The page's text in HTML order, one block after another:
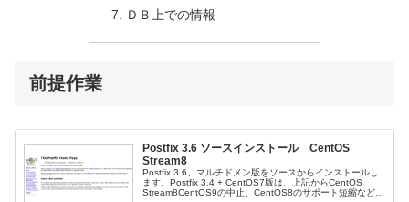
ＤＢ上での情報
前提作業
Postfix 3.6 ソースインストール CentOS
Stream8
Postfix 3.6、マルチドメン版をソースからインストールし
ます。Postfix 3.4 + CentOS7版は、上記からCentOS
Stream8CentOS9の中止、CentOS8のサポート短縮など、